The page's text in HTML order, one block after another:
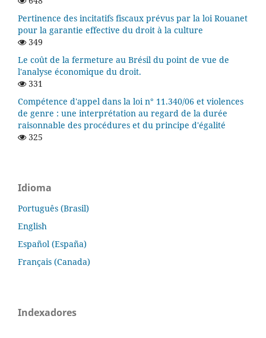
Pertinence des incitatifs fiscaux prévus par la loi Rouanet
pour la garantie effective du droit à la culture
349
Le coût de la fermeture au Brésil du point de vue de
l'analyse économique du droit.
331
Compétence d'appel dans la loi n° 11.340/06 et violences
de genre : une interprétation au regard de la durée
raisonnable des procédures et du principe d'égalité
325
Idioma
Português (Brasil)
English
Español (España)
Français (Canada)
Indexadores